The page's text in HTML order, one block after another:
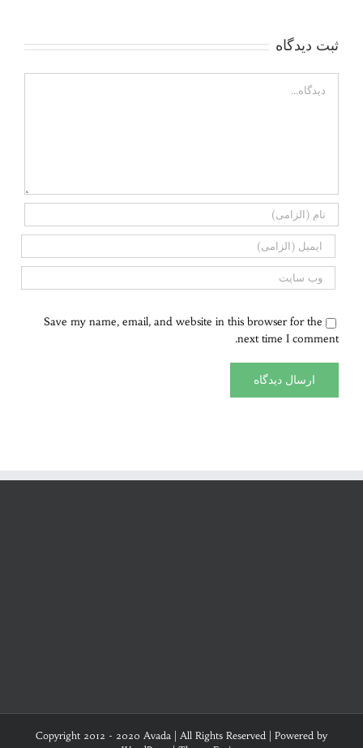
ثبت ديدگاه
Save my name, email, and website in this browser for the
next time I comment.
Copyright 2012 - 2020 Avada | All Rights Reserved | Powered by